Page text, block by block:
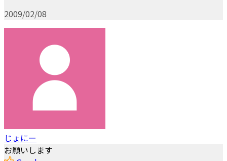
2009/02/08
じょにー
お願いします